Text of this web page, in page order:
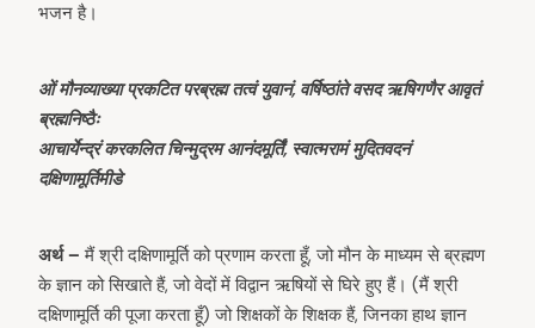
भजन है।
ओं मौनव्याख्या प्रकटित परब्रह्म तत्वं युवानं, वर्षिष्ठांते वसद ऋषिगणैर आवृतं
ब्रह्मनिष्ठैः
आचार्येन्द्रं करकलित चिन्मुद्रम आनंदमूर्तिं, स्वात्मरामं मुदितवदनं
दक्षिणामूर्तिमीडे
अर्थ – मैं श्री दक्षिणामूर्ति को प्रणाम करता हूँ, जो मौन के माध्यम से ब्रह्मण
के ज्ञान को सिखाते हैं, जो वेदों में विद्वान ऋषियों से घिरे हुए हैं। (मैं श्री
दक्षिणामूर्ति की पूजा करता हूँ) जो शिक्षकों के शिक्षक हैं, जिनका हाथ ज्ञान